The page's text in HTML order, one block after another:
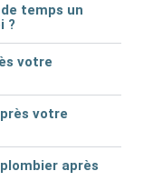
temps un
?
votre
votre
après